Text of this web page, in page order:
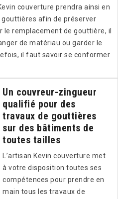
couverture prendra ainsi en
afin de préserver
le remplacement de gouttière, il
de matériau ou garder le
il faut savoir se conformer
Un couvreur-zingueur
qualifié pour des
travaux de gouttières
sur des bâtiments de
toutes tailles
L’artisan Kevin couverture met
à votre disposition toutes ses
compétences pour prendre en
main tous les travaux de